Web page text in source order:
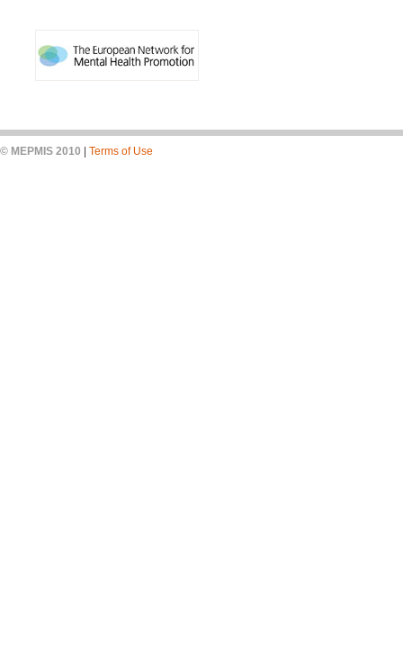
© MEPMIS 2010 Terms of Use